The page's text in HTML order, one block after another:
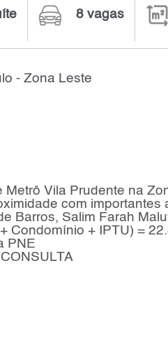
8 vagas
- Zona Leste
Vila Prudente na
com
Barros, Salim Farah
Condomínio + IPTU) =
PNE